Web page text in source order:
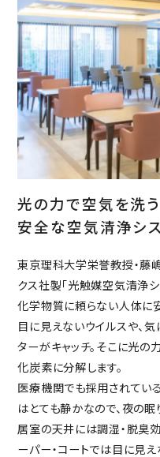
光の力で空気を洗う
安全な空気清浄シ
東京理科大学栄誉教授・藤
クス社製「光触媒空気清浄シ
化学物質に頼らない人体に
目に見えないウイルスや、
ターがキャッチ。そこに光の
化炭素に分解します。
医療機関でも採用されてい
はとても静かなので、夜の眠
居室の天井には調湿・脱臭
ーパー・コートでは目に見え